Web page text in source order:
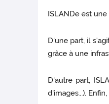
ISLANDe est
D'une part, il
grâce à une
D'autre part,
d'images...).